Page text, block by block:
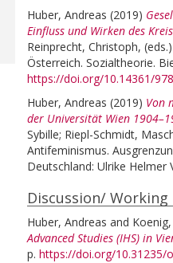
Huber, Andreas (2019)
Einfluss und Wirken des
Reinprecht, Christoph,
Österreich. Sozialtheorie.
https://doi.org/10.14361/
Huber, Andreas (2019) Von
der Universität Wien
Sybille; Riepl-Schmidt,
Antifeminismus.
Deutschland: Ulrike Helmer
Discussion/ Working
Huber, Andreas and
Advanced Studies (IHS) in
p. https://doi.org/10.31235/